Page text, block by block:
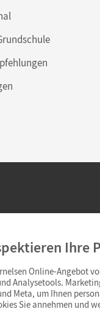
Ihre
Online-Angebot
Analysetools.
Meta, um Ihnen
Sie annehmen und